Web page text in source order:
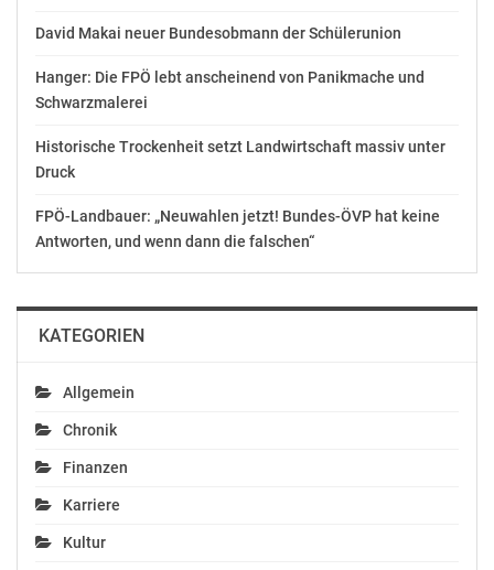
10.30h, Grüne PK –
Saubere
und Aktuelles mit
Werner Kogler
In "Politik"
David Makai neuer Bundesobmann der Schülerunion
Hanger: Die FPÖ lebt anscheinend von Panikmache und
Schwarzmalerei
Historische Trockenheit setzt Landwirtschaft massiv unter
Druck
FPÖ-Landbauer: „Neuwahlen jetzt! Bundes-ÖVP hat keine
Antworten, und wenn dann die falschen“
KATEGORIEN
Allgemein
Chronik
Finanzen
Karriere
Kultur